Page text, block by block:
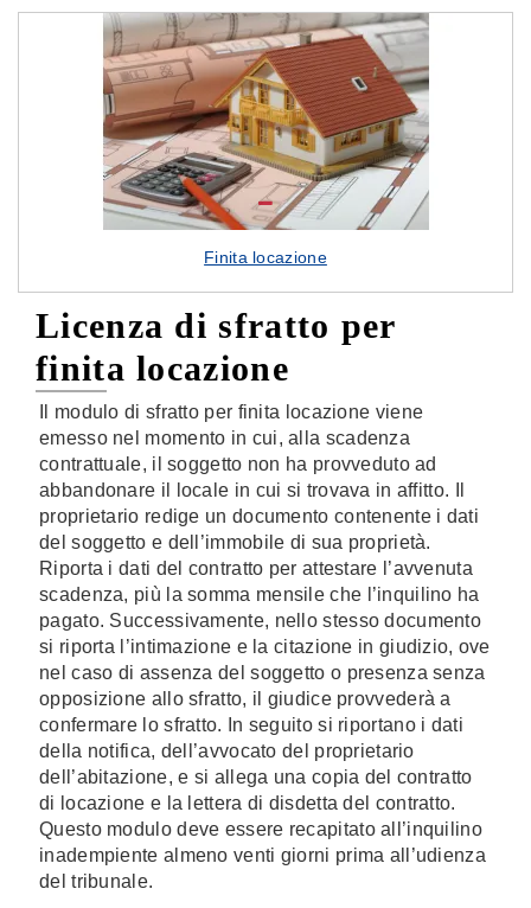
Finita locazione
Licenza di sfratto per
finita locazione
Il modulo di sfratto per finita locazione viene
emesso nel momento in cui, alla scadenza
contrattuale, il soggetto non ha provveduto ad
abbandonare il locale in cui si trovava in affitto. Il
proprietario redige un documento contenente i dati
del soggetto e dell’immobile di sua proprietà.
Riporta i dati del contratto per attestare l’avvenuta
scadenza, più la somma mensile che l’inquilino ha
pagato. Successivamente, nello stesso documento
si riporta l’intimazione e la citazione in giudizio, ove
nel caso di assenza del soggetto o presenza senza
opposizione allo sfratto, il giudice provvederà a
confermare lo sfratto. In seguito si riportano i dati
della notifica, dell’avvocato del proprietario
dell’abitazione, e si allega una copia del contratto
di locazione e la lettera di disdetta del contratto.
Questo modulo deve essere recapitato all’inquilino
inadempiente almeno venti giorni prima all’udienza
del tribunale.